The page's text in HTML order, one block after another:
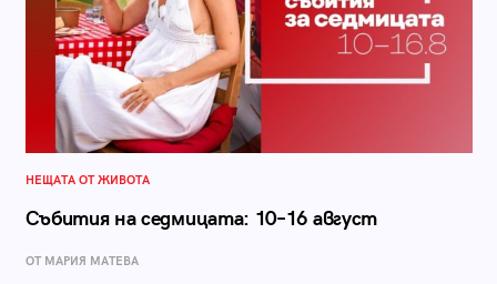
НЕЩАТА ОТ ЖИВОТА
Събития на седмицата: 10–16 август
ОТ МАРИЯ МАТЕВА